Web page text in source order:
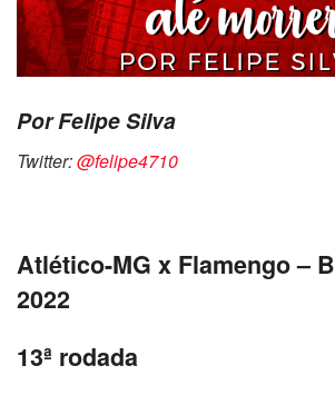
Por Felipe Silva
Twitter:@felipe4710
Atlético-MG x Flamengo –
2022
13ª rodada